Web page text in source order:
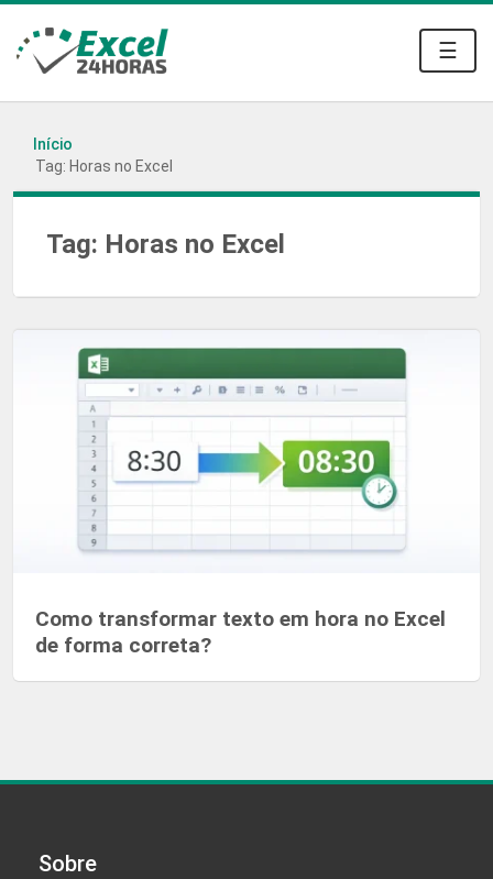
☰
Início
Tag: Horas no Excel
Tag: Horas no Excel
Como transformar texto em hora no Excel
de forma correta?
Sobre